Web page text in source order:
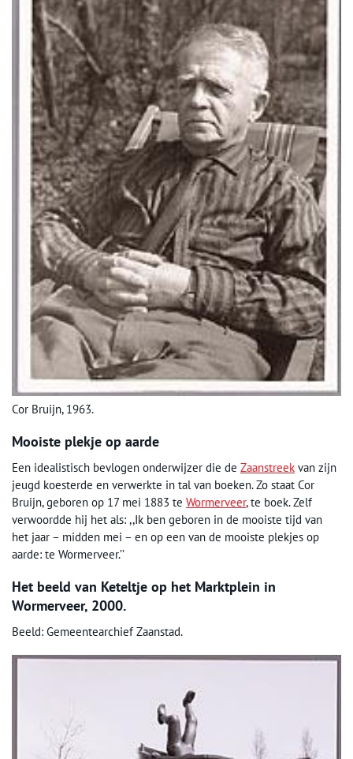
Cor Bruijn, 1963.
Mooiste plekje op aarde
Een idealistisch bevlogen onderwijzer die de Zaanstreek van zijn
jeugd koesterde en verwerkte in tal van boeken. Zo staat Cor
Bruijn, geboren op 17 mei 1883 te Wormerveer, te boek. Zelf
verwoordde hij het als: ,,Ik ben geboren in de mooiste tijd van
het jaar – midden mei – en op een van de mooiste plekjes op
aarde: te Wormerveer.’’
Het beeld van Keteltje op het Marktplein in
Wormerveer, 2000.
Beeld: Gemeentearchief Zaanstad.